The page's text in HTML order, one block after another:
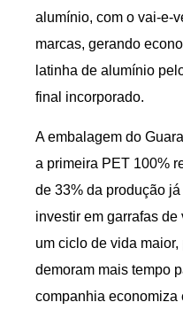
alumínio, com o vai-e-
marcas, gerando
latinha de alumínio
final incorporado.
A embalagem do
a primeira PET 100%
de 33% da produção
investir em garrafas
um ciclo de vida
demoram mais tempo
companhia economiza